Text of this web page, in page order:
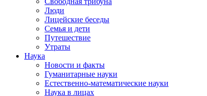
Люди
Лицейские беседы
Семья и дети
Путешествие
Утраты
Наука
Новости и факты
Гуманитарные науки
Естественно-математические науки
Наука в лицах